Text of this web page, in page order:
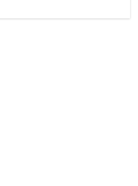
heute nicht mehr, ist aber integrativer